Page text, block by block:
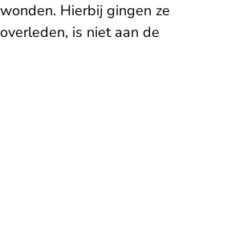
Hierbij gingen ze
is niet aan de